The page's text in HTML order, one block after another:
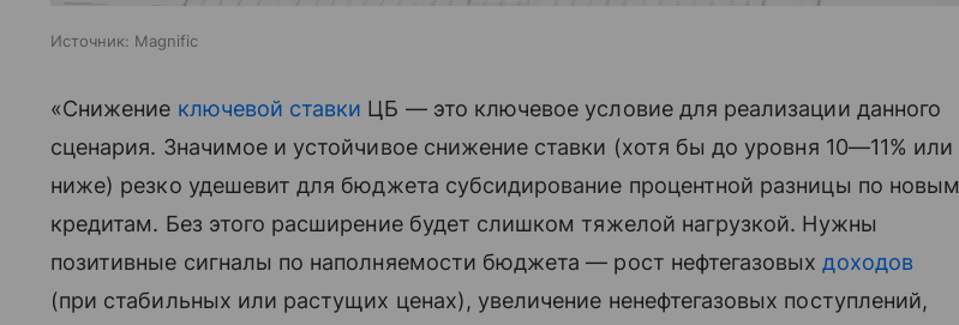
Источник: Magnific
«Снижение ключевой ставки ЦБ — это ключевое условие для реализации данного
сценария. Значимое и устойчивое снижение ставки (хотя бы до уровня 10—11% или
ниже) резко удешевит для бюджета субсидирование процентной разницы по новым
кредитам. Без этого расширение будет слишком тяжелой нагрузкой. Нужны
позитивные сигналы по наполняемости бюджета — рост нефтегазовыхдоходов
(при стабильных или растущих ценах), увеличение ненефтегазовых поступлений,